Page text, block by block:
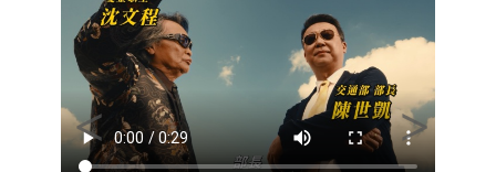
上一張 下一張